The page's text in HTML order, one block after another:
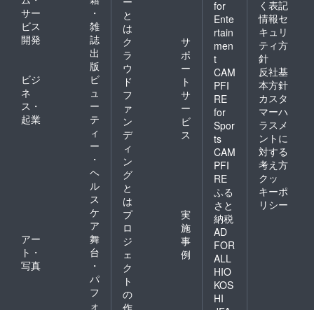
サー
ビス
開発
・
雑
誌
出
版
ビジ
ネ
ス・
起業
ビ
ュ
ー
テ
ィ
ー
・
ヘ
ル
ス
ケ
ア
アー
ト・
写真
舞
台
・
パ
フ
ォ
と
は
ク
ラ
ウ
ド
フ
ァ
ン
デ
ィ
ン
グ
と
は
サ
ポ
ー
ト
サ
ー
ビ
ス
プ
ロ
ジ
ェ
ク
ト
の
作
実
施
事
例
for
Ente
rtain
men
t
CAM
PFI
RE
for
Spor
ts
CAM
PFI
RE
ふる
さと
納税
AD
FOR
ALL
HIO
KOS
HI
く表記
情報セ
キュリ
ティ方
針
反社基
本方針
カスタ
マーハ
ラスメ
ントに
対する
考え方
クッ
キーポ
リシー